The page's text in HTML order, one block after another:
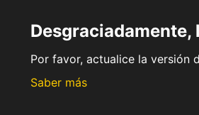
Desgraciadamente,
Por favor, actualice la versión
Saber más